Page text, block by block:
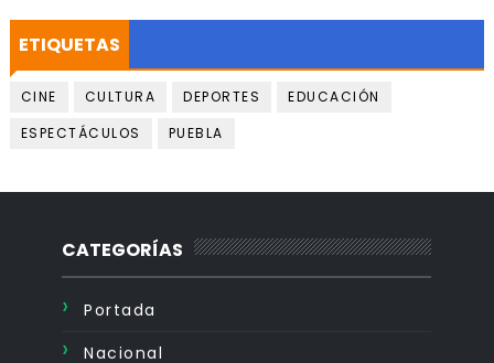
ETIQUETAS
CINE CULTURA DEPORTES
EDUCACIÓN
ESPECTÁCULOS
PUEBLA
CATEGORÍAS
Portada
Nacional